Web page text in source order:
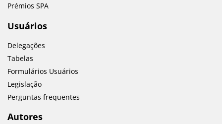
Prémios SPA
Usuários
Delegações
Tabelas
Formulários Usuários
Legislação
Perguntas frequentes
Autores